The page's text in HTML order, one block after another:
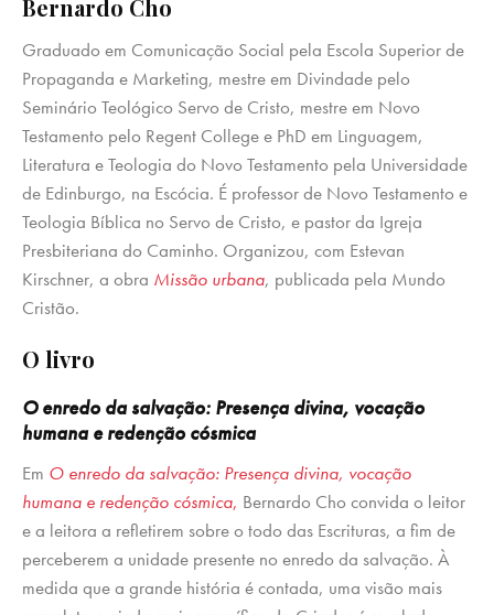
Bernardo Cho
Graduado em Comunicação Social pela Escola Superior de
Propaganda e Marketing, mestre em Divindade pelo
Seminário Teológico Servo de Cristo, mestre em Novo
Testamento pelo Regent College e PhD em Linguagem,
Literatura e Teologia do Novo Testamento pela Universidade
de Edinburgo, na Escócia. É professor de Novo Testamento e
Teologia Bíblica no Servo de Cristo, e pastor da Igreja
Presbiteriana do Caminho. Organizou, com Estevan
Kirschner, a obra Missão urbana, publicada pela Mundo
Cristão.
O livro
O enredo da salvação: Presença divina, vocação
humana e redenção cósmica
Em O enredo da salvação: Presença divina, vocação
humana e redenção cósmica, Bernardo Cho convida o leitor
e a leitora a refletirem sobre o todo das Escrituras, a fim de
perceberem a unidade presente no enredo da salvação. À
medida que a grande história é contada, uma visão mais